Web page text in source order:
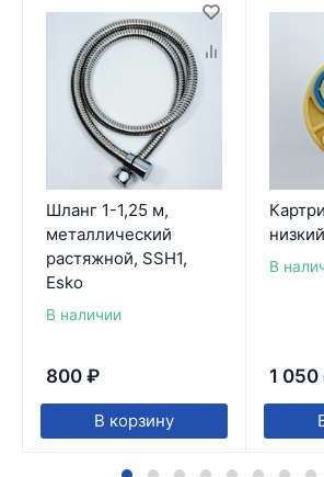
Шланг 1-1,25 м,
металлический
растяжной, SSH1,
Esko
В наличии
800 ₽
В корзину
В
1 050